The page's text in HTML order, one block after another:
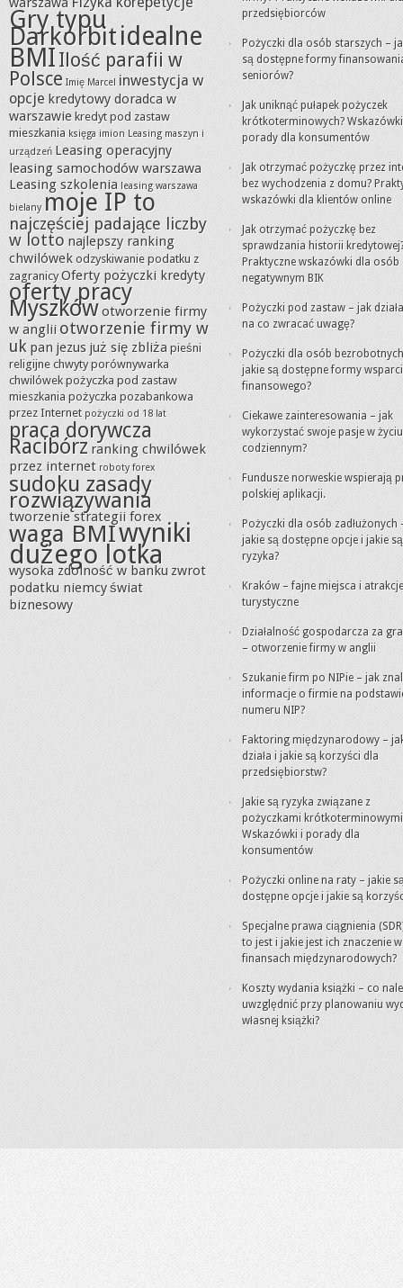
Gry typu
Darkorbitidealne
BMIIlość parafii w
Polsce Imię Marcel inwestycja w
opcje kredytowy doradca w
warszawie kredyt pod zastaw
mieszkania księga imion Leasing maszyn i
urządzeń Leasing operacyjny
leasing samochodów warszawa
Leasing szkolenia leasing warszawa
bielany moje IP to
najczęściej padające liczby
w lotto najlepszy ranking
chwilówek odzyskiwanie podatku z
zagranicy Oferty pożyczki kredyty
oferty pracy
Myszkówotworzenie firmy
w anglii otworzenie firmy w
uk pan jezus już się zbliża pieśni
religijne chwyty porównywarka
chwilówek pożyczka pod zastaw
mieszkania pożyczka pozabankowa
przez Internet pożyczki od 18 lat
praca dorywcza
Racibórz ranking chwilówek
przez internet roboty forex
sudoku zasady
rozwiązywania
tworzenie strategii forex
waga BMIwyniki
dużego lotka
wysoka zdolność w banku zwrot
podatku niemcyświat
biznesowy
przedsiębiorców
Pożyczki dla osób starszych –
są dostępne formy
seniorów?
Jak uniknąć pułapek pożyczek
krótkoterminowych?
porady dla konsumentów
Jak otrzymać pożyczkę przez
bez wychodzenia z domu?
wskazówki dla klientów online
Jak otrzymać pożyczkę bez
sprawdzania historii
Praktyczne wskazówki dla osób
negatywnym BIK
Pożyczki pod zastaw – jak
na co zwracać uwagę?
Pożyczki dla osób
jakie są dostępne formy
finansowego?
Ciekawe zainteresowania – jak
wykorzystać swoje pasje w życiu
codziennym?
Fundusze norweskie wspierają
polskiej aplikacji.
Pożyczki dla osób zadłużonych
jakie są dostępne opcje i jakie są
ryzyka?
Kraków – fajne miejsca i atrakcje
turystyczne
Działalność gospodarcza za
– otworzenie firmy w anglii
Szukanie firm po NIPie – jak
informacje o firmie na
numeru NIP?
Faktoring międzynarodowy –
działa i jakie są korzyści dla
przedsiębiorstw?
Jakie są ryzyka związane z
pożyczkami
Wskazówki i porady dla
konsumentów
Pożyczki online na raty – jakie
dostępne opcje i jakie są
Specjalne prawa ciągnienia
to jest i jakie jest ich znaczenie w
finansach międzynarodowych?
Koszty wydania książki – co
uwzględnić przy planowaniu
własnej książki?